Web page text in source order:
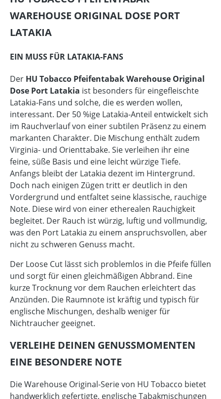
WAREHOUSE ORIGINAL DOSE PORT
LATAKIA
EIN MUSS FÜR LATAKIA-FANS
Der HU Tobacco Pfeifentabak Warehouse Original
Dose Port Latakia ist besonders für eingefleischte
Latakia-Fans und solche, die es werden wollen,
interessant. Der 50 %ige Latakia-Anteil entwickelt sich
im Rauchverlauf von einer subtilen Präsenz zu einem
markanten Charakter. Die Mischung enthält zudem
Virginia- und Orienttabake. Sie verleihen ihr eine
feine, süße Basis und eine leicht würzige Tiefe.
Anfangs bleibt der Latakia dezent im Hintergrund.
Doch nach einigen Zügen tritt er deutlich in den
Vordergrund und entfaltet seine klassische, rauchige
Note. Diese wird von einer etherealen Rauchigkeit
begleitet. Der Rauch ist würzig, luftig und vollmundig,
was den Port Latakia zu einem anspruchsvollen, aber
nicht zu schweren Genuss macht.
Der Loose Cut lässt sich problemlos in die Pfeife füllen
und sorgt für einen gleichmäßigen Abbrand. Eine
kurze Trocknung vor dem Rauchen erleichtert das
Anzünden. Die Raumnote ist kräftig und typisch für
englische Mischungen, deshalb weniger für
Nichtraucher geeignet.
VERLEIHE DEINEN GENUSSMOMENTEN
EINE BESONDERE NOTE
Die Warehouse Original-Serie von HU Tobacco bietet
handwerklich gefertigte, englische Tabakmischungen